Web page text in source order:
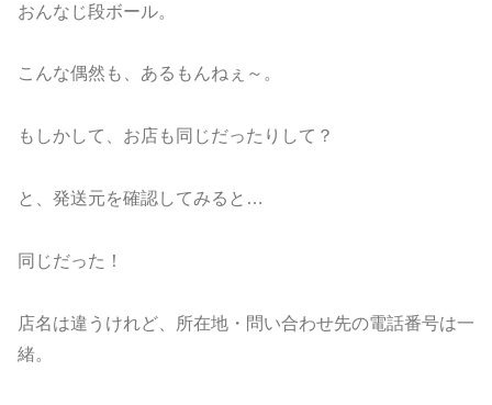
おんなじ段ボール。
こんな偶然も、あるもんねぇ～。
もしかして、お店も同じだったりして？
と、発送元を確認してみると…
同じだった！
店名は違うけれど、所在地・問い合わせ先の電話番号は一
緒。